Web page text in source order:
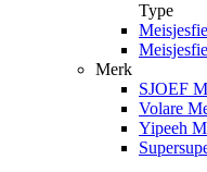
Type
Merk
SJOEF
Volare
Yipeeh